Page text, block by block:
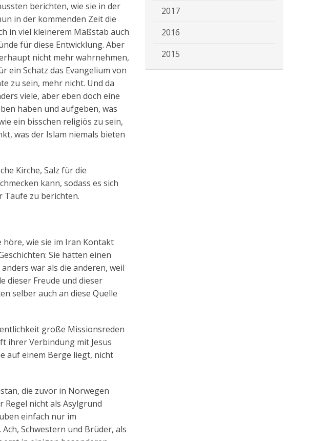
berichten, wie sie in der
in der kommenden Zeit die
in viel kleinerem Maßstab auch
für diese Entwicklung. Aber
nicht mehr wahrnehmen,
ein Schatz das Evangelium von
zu sein, mehr nicht. Und da
viele, aber eben doch eine
haben und aufgeben, was
ein bisschen religiös zu sein,
was der Islam niemals bieten
Kirche, Salz für die
kann, sodass es sich
Taufe zu berichten.
höre, wie sie im Iran Kontakt
Sie hatten einen
war als die anderen, weil
dieser Freude und dieser
selber auch an diese Quelle
große Missionsreden
ihrer Verbindung mit Jesus
auf einem Berge liegt, nicht
die zuvor in Norwegen
nicht als Asylgrund
einfach nur im
Schwestern und Brüder, als
2017
2016
2015